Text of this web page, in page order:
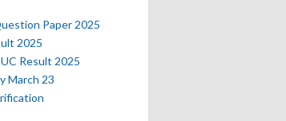
Paper 2025
2025
Result 2025
March 23